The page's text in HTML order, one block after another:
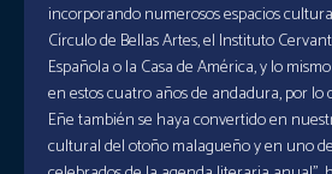
incorporando numerosos espacios
Círculo de Bellas Artes, el Instituto
Española o la Casa de América, y lo
en estos cuatro años de andadura, por
Eñe también se haya convertido en
cultural del otoño malagueño y en uno